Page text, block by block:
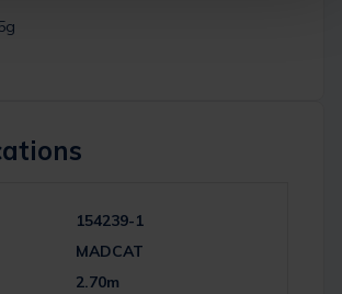
154239-1
MADCAT
2.70m